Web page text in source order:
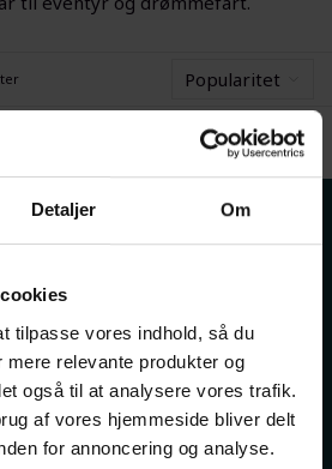
Detaljer Om
tilpasse vores indhold, så du
relevante produkter og
også til at analysere vores trafik.
af vores hjemmeside bliver delt
for annoncering og analyse.
Popularitet